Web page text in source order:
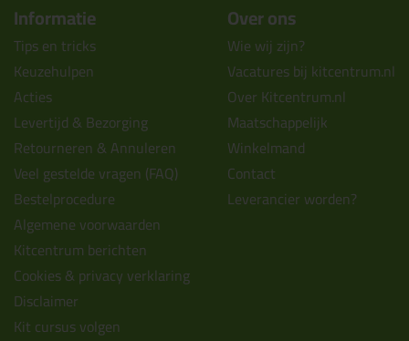
Informatie
Tips en tricks
Keuzehulpen
Acties
Levertijd & Bezorging
Retourneren & Annuleren
Veel gestelde vragen (FAQ)
Bestelprocedure
Algemene voorwaarden
Kitcentrum berichten
Cookies & privacy verklaring
Disclaimer
Kit cursus volgen
Over ons
Wie wij zijn?
Vacatures bij kitcentrum.nl
Over Kitcentrum.nl
Maatschappelijk
Winkelmand
Contact
Leverancier worden?